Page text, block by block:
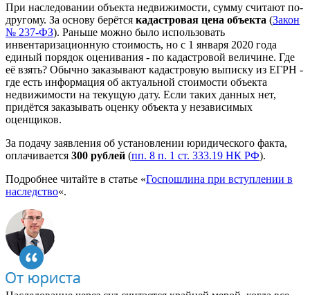
При наследовании объекта недвижимости, сумму считают по-
другому. За основу берётся кадастровая цена объекта (Закон
№ 237-ФЗ). Раньше можно было использовать
инвентаризационную стоимость, но с 1 января 2020 года
единый порядок оценивания - по кадастровой величине. Где
её взять? Обычно заказывают кадастровую выписку из ЕГРН -
где есть информация об актуальной стоимости объекта
недвижимости на текущую дату. Если таких данных нет,
придётся заказывать оценку объекта у независимых
оценщиков.
За подачу заявления об установлении юридического факта,
оплачивается 300 рублей (пп. 8 п. 1 ст. 333.19 НК РФ).
Подробнее читайте в статье «Госпошлина при вступлении в
наследство«.